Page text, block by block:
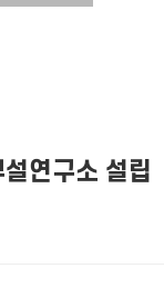
연구소 설립